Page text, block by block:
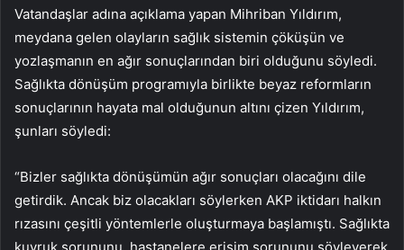
Vatandaşlar adına açıklama yapan Mihriban Yıldırım,
meydana gelen olayların sağlık sistemin çöküşün ve
yozlaşmanın en ağır sonuçlarından biri olduğunu söyledi.
Sağlıkta dönüşüm programıyla birlikte beyaz reformların
sonuçlarının hayata mal olduğunun altını çizen Yıldırım,
şunları söyledi:
“Bizler sağlıkta dönüşümün ağır sonuçları olacağını dile
getirdik. Ancak biz olacakları söylerken AKP iktidarı halkın
rızasını çeşitli yöntemlerle oluşturmaya başlamıştı. Sağlıkta